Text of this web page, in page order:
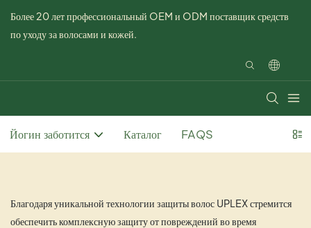
Более 20 лет профессиональный OEM и ODM поставщик средств
по уходу за волосами и кожей.
Йогин заботится Каталог FAQS
Благодаря уникальной технологии защиты волос UPLEX стремится
обеспечить комплексную защиту от повреждений во время